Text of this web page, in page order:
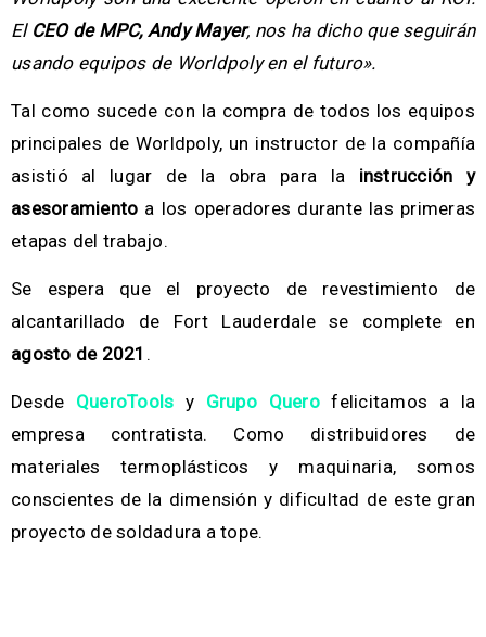
El CEO de MPC, Andy Mayer, nos ha dicho que seguirán
usando equipos de Worldpoly en el futuro».
Tal como sucede con la compra de todos los equipos
principales de Worldpoly, un instructor de la compañía
asistió al lugar de la obra para la instrucción y
asesoramiento a los operadores durante las primeras
etapas del trabajo.
Se espera que el proyecto de revestimiento de
alcantarillado de Fort Lauderdale se complete en
agosto de 2021 .
Desde QueroTools y Grupo Querofelicitamos a la
empresa contratista. Como distribuidores de
materiales termoplásticos y maquinaria, somos
conscientes de la dimensión y dificultad de este gran
proyecto de soldadura a tope.